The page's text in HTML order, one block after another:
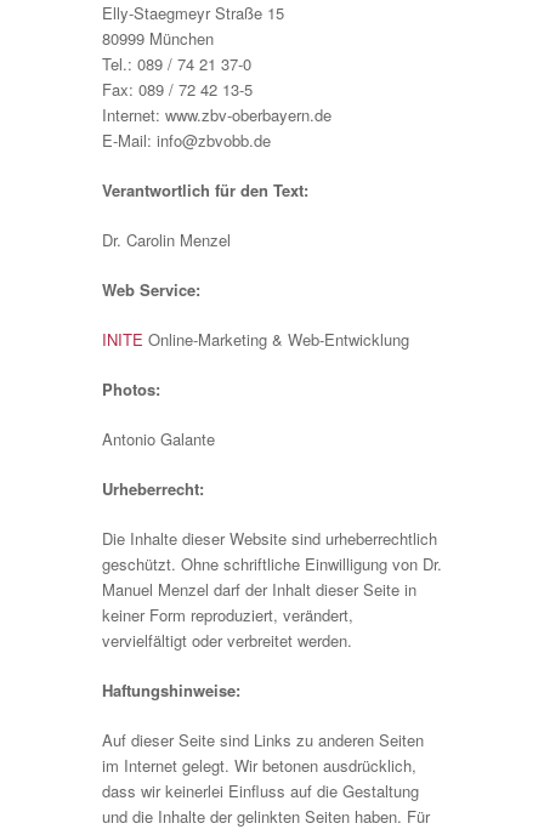
Elly-Staegmeyr Straße 15
80999 München
Tel.: 089 / 74 21 37-0
Fax: 089 / 72 42 13-5
Internet: www.zbv-oberbayern.de
E-Mail: info@zbvobb.de
Verantwortlich für den Text:
Dr. Carolin Menzel
Web Service:
INITE Online-Marketing & Web-Entwicklung
Photos:
Antonio Galante
Urheberrecht:
Die Inhalte dieser Website sind urheberrechtlich
geschützt. Ohne schriftliche Einwilligung von Dr.
Manuel Menzel darf der Inhalt dieser Seite in
keiner Form reproduziert, verändert,
vervielfältigt oder verbreitet werden.
Haftungshinweise:
Auf dieser Seite sind Links zu anderen Seiten
im Internet gelegt. Wir betonen ausdrücklich,
dass wir keinerlei Einfluss auf die Gestaltung
und die Inhalte der gelinkten Seiten haben. Für